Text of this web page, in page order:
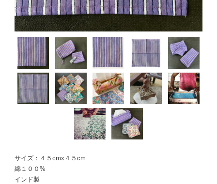
サイズ：４５cmx４５cm
綿１００%
インド製